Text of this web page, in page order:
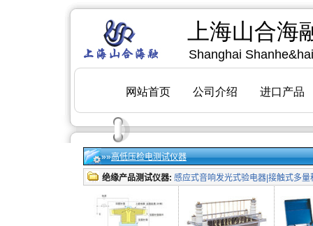
»»高低压检电测试仪器
绝缘产品测试仪器: 感应式音响发光式验电器|接触式多